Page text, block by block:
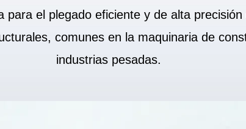
para el plegado eficiente y de alta
comunes en la maquinaria de
industrias pesadas.